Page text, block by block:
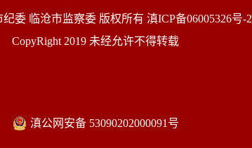
委 临沧市监察委 版权所有 滇ICP备06005326号-2
CopyRight 2019 未经允许不得转载
滇公网安备 53090202000091号